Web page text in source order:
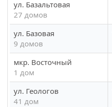
ул. Базальтовая
27 домов
ул. Базовая
9 домов
мкр. Восточный
1 дом
ул. Геологов
41 дом